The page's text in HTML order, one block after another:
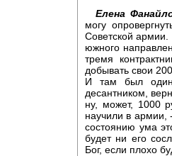
Елена
могу
Советской армии.
южного
тремя
добывать свои
И там был один
десантником,
ну, может, 1000
научили в армии,
состоянию ума
будет ни его
Бог, если плохо